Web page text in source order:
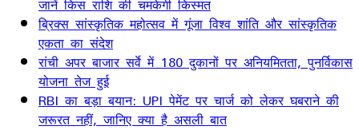
ब्रिक्स सांस्कृतिक महोत्सव में गूंजा विश्व शांति और सांस्कृतिक
एकता का संदेश
रांची अपर बाजार सर्वे में 180 दुकानों पर अनियमितता, पुनर्विकास
योजना तेज हुई
RBI का बड़ा बयान: UPI पेमेंट पर चार्ज को लेकर घबराने की
जरूरत नहीं, जानिए क्या है असली बात